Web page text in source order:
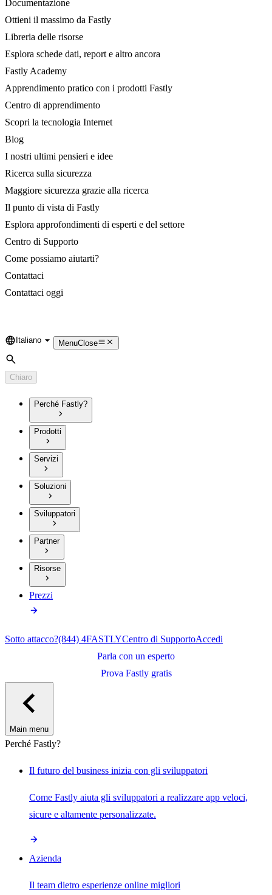
Documentazione
Ottieni il massimo da Fastly
Libreria delle risorse
Esplora schede dati, report e altro ancora
Fastly Academy
Apprendimento pratico con i prodotti Fastly
Centro di apprendimento
Scopri la tecnologia Internet
Blog
I nostri ultimi pensieri e idee
Ricerca sulla sicurezza
Maggiore sicurezza grazie alla ricerca
Il punto di vista di Fastly
Esplora approfondimenti di esperti e del settore
Centro di Supporto
Come possiamo aiutarti?
Contattaci
Contattaci oggi
Language
Italiano MenuClose
Cerca
Chiaro
Perché Fastly?
Prodotti
Servizi
Soluzioni
Sviluppatori
Partner
Risorse
Prezzi
Sotto attacco?(844) 4FASTLYCentro di SupportoAccedi
Parla con un esperto
Prova Fastly gratis
Main menu
Perché Fastly?
Il futuro del business inizia con gli sviluppatori
Come Fastly aiuta gli sviluppatori a realizzare app veloci,
sicure e altamente personalizzate.
Azienda
Il team dietro esperienze online migliori